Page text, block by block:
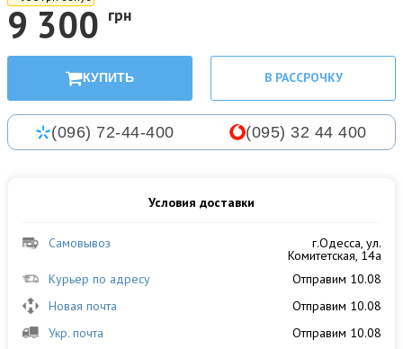
9 300 грн
КУПИТЬ В РАССРОЧКУ
(096) 72-44-400 (095) 32 44 400
Условия доставки
Самовывоз г.Одесса, ул.
Комитетская, 14а
Курьер по адресу
Отправим 10.08
Новая почта
Отправим 10.08
Укр. почта
Отправим 10.08